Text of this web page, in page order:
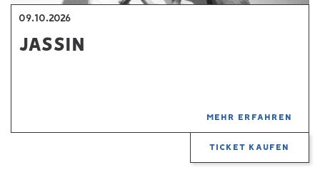
09.10.2026
JASSIN
MEHR ERFAHREN
TICKET KAUFEN